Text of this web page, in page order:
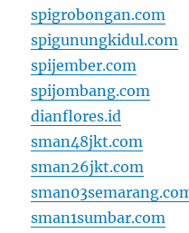
spigrobongan.com
spigunungkidul.com
spijember.com
spijombang.com
dianflores.id
sman48jkt.com
sman26jkt.com
sman1sumbar.com